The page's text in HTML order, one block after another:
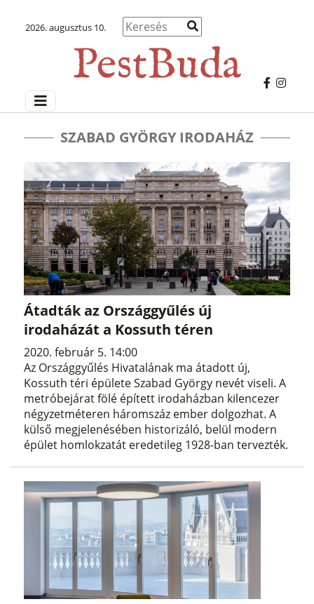
2026. augusztus 10.
SZABAD GYÖRGY IRODAHÁZ
Átadták az Országgyűlés új
irodaházát a Kossuth téren
2020. február 5. 14:00
Az Országgyűlés Hivatalának ma átadott új,
Kossuth téri épülete Szabad György nevét viseli. A
metróbejárat fölé épített irodaházban kilencezer
négyzetméteren háromszáz ember dolgozhat. A
külső megjelenésében historizáló, belül modern
épület homlokzatát eredetileg 1928-ban tervezték.